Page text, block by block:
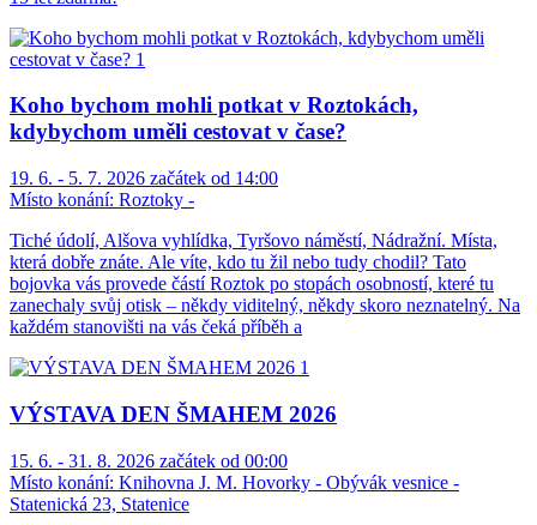
Koho bychom mohli potkat v Roztokách,
kdybychom uměli cestovat v čase?
19. 6. - 5. 7. 2026 začátek od 14:00
Místo konání: Roztoky -
Tiché údolí, Alšova vyhlídka, Tyršovo náměstí, Nádražní. Místa,
která dobře znáte. Ale víte, kdo tu žil nebo tudy chodil? Tato
bojovka vás provede částí Roztok po stopách osobností, které tu
zanechaly svůj otisk – někdy viditelný, někdy skoro neznatelný. Na
každém stanovišti na vás čeká příběh a
VÝSTAVA DEN ŠMAHEM 2026
15. 6. - 31. 8. 2026 začátek od 00:00
Místo konání: Knihovna J. M. Hovorky - Obývák vesnice -
Statenická 23, Statenice